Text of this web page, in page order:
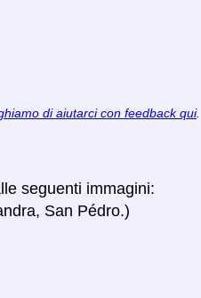
di aiutarci con feedback qui.
seguenti immagini:
San Pédro.)